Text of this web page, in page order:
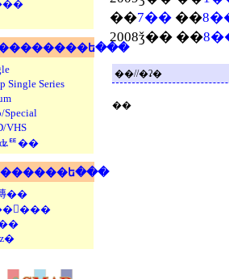
Single Series
Special
VHS
�ڶʥꥹ��
��
��7�� ��
2008ǯ�� ��
��//�ʡ�
��